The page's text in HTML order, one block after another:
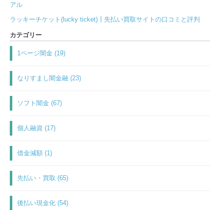
アル
ラッキーチケット(lucky ticket)┃先払い買取サイトの口コミと評判
カテゴリー
1ページ闇金 (19)
なりすまし闇金融 (23)
ソフト闇金 (67)
個人融資 (17)
借金減額 (1)
先払い・買取 (65)
後払い現金化 (54)